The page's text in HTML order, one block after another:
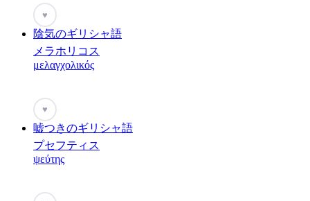
♥
陰気のギリシャ語
メラホリコス
μελαγχολικός
♥
嘘つきのギリシャ語
プセフティス
ψεύτης